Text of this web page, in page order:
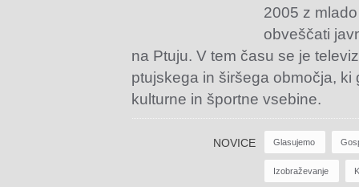
2005 z
obveščati
na Ptuju. V tem času se je
ptujskega in širšega območja,
kulturne in športne vsebine.
NOVICE Glasujemo
Izobraževanje